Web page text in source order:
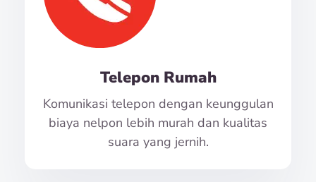
Telepon Rumah
Komunikasi telepon dengan keunggulan
biaya nelpon lebih murah dan kualitas
suara yang jernih.